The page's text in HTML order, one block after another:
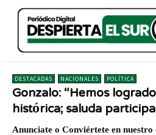
DESTACADAS NACIONALES POLÍTICA
Gonzalo: “Hemos
histórica; saluda
Anunciate o Conviértete en